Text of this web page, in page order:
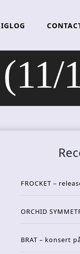
FROCKET –
ORCHID
BRAT – konsert